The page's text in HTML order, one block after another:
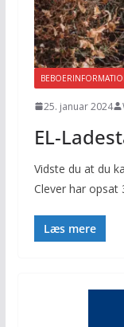
25. januar 2024
EL-
Vidste du at du
Clever har opsat
Læs mere